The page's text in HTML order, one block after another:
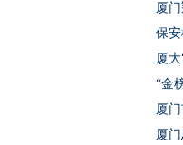
厦
保
厦
“金
厦
厦